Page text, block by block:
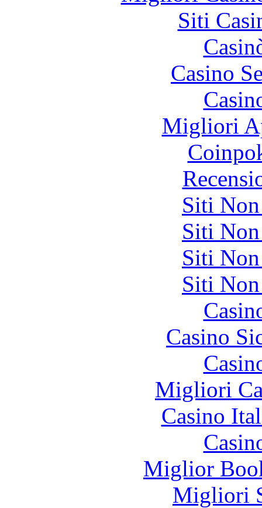
Siti
Casino
Migliori
Siti
Siti
Siti
Siti
Casino
Migliori
Casino
Miglior
Migliori